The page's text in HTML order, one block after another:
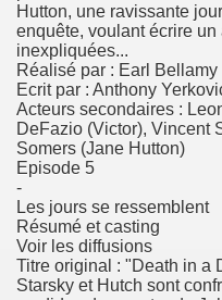
Hutton, une ravissante
enquête, voulant écrire
inexpliquées...
Réalisé par : Earl Bellamy
Ecrit par : Anthony
Acteurs secondaires :
DeFazio (Victor), Vincent
Somers (Jane Hutton)
Episode 5
-
Les jours se ressemblent
Résumé et casting
Voir les diffusions
Titre original : "Death in a
Starsky et Hutch sont